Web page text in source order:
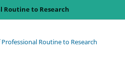
Routine to Research
Routine to Research